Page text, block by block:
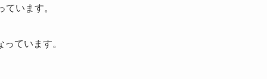
います。
ています。